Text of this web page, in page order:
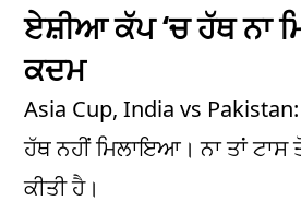
ਏਸ਼ੀਆ ਕੱਪ ‘ਚ ਹੱਥ ਨਾ
ਕਦਮ
Asia Cup, India vs
ਹੱਥ ਨਹੀਂ ਮਿਲਾਇਆ। ਨਾ ਤਾਂ ਟਾਸ
ਕੀਤੀ ਹੈ।